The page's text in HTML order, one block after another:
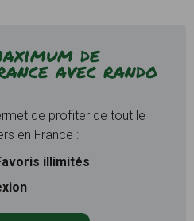
de
avec rando
de profiter de tout le
en France :
illimités